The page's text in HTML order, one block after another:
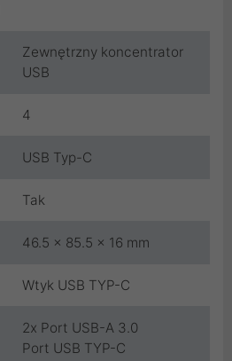
Zewnętrzny koncentrator
USB
4
USB Typ-C
Tak
46.5 x 85.5 x 16 mm
Wtyk USB TYP-C
2x Port USB-A 3.0
Port USB TYP-C